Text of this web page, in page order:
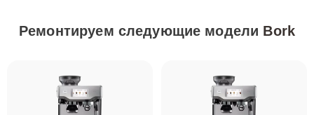
Ремонтируем следующие модели Bork